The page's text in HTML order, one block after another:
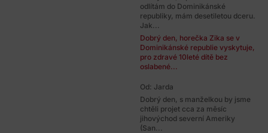
odlítám do Dominikánské
republiky, mám desetiletou dceru.
Jak...
Dobrý den, horečka Zika se v
Dominikánské republie vyskytuje,
pro zdravé 10leté dítě bez
oslabené...
Od: Jarda
Dobrý den, s manželkou by jsme
chtěli projet cca za měsíc
jihovýchod severní Ameriky
(San...